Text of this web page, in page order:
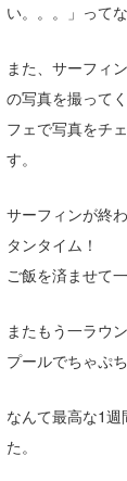
い。。。」って
また、サーフィ
の写真を撮って
フェで写真をチ
す。
サーフィンが終
タンタイム！
ご飯を済ませて一
またもう一ラウ
プールでちゃぷ
なんて最高な1
た。